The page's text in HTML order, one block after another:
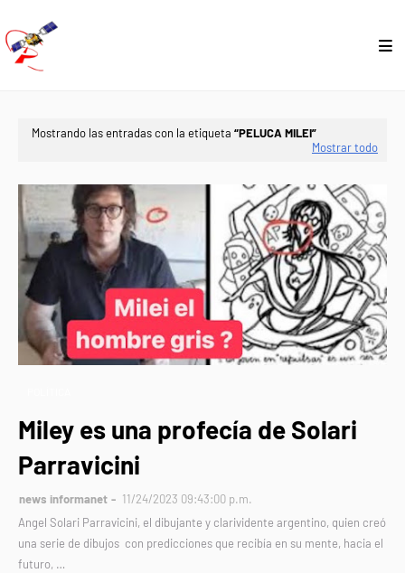
Mostrando las entradas con la etiqueta PELUCA MILEI
Mostrar todo
Miley es una profecía de Solari
Parravicini
news informanet
11/24/2023 09:43:00 p.m.
Angel Solari Parravicini, el dibujante y clarividente argentino, quien creó
una serie de dibujos con predicciones que recibía en su mente, hacia el
futuro, …